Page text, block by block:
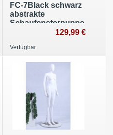
FC-7Black schwarz
abstrakte
Schaufensterpuppe
mit Metallplatte129,99 €
Verfügbar